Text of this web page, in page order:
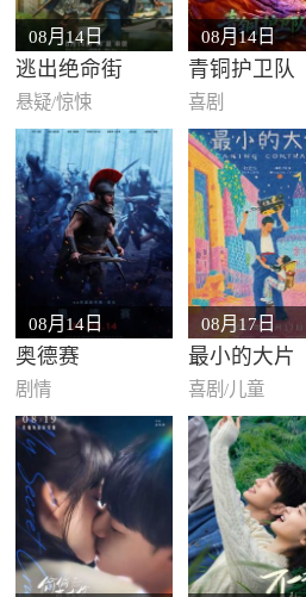
08月14日
逃出绝命街
悬疑/惊悚
08月14日
青铜护卫队
喜剧
08月14日
奥德赛
剧情
08月17日
最小的大片
喜剧/儿童